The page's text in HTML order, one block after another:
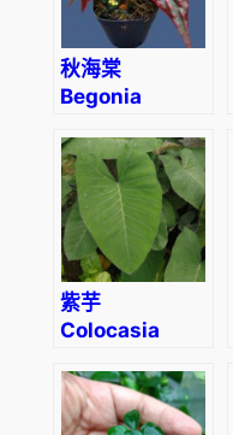
秋海棠
Begonia
紫芋
Colocasia